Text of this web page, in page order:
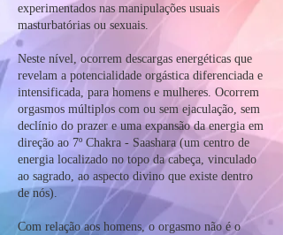
experimentados nas manipulações usuais
masturbatórias ou sexuais.
Neste nível, ocorrem descargas energéticas que
revelam a potencialidade orgástica diferenciada e
intensificada, para homens e mulheres. Ocorrem
orgasmos múltiplos com ou sem ejaculação, sem
declínio do prazer e uma expansão da energia em
direção ao 7º Chakra - Saashara (um centro de
energia localizado no topo da cabeça, vinculado
ao sagrado, ao aspecto divino que existe dentro
de nós).
Com relação aos homens, o orgasmo não é o